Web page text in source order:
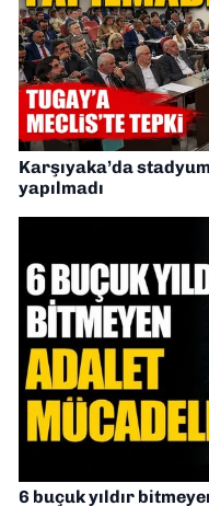
Karşıyaka’da
yapılmadı
6 buçuk yıldır